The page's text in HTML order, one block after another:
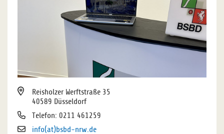
Reisholzer Werftstraße 35
40589 Düsseldorf
Telefon: 0211 461259
info(at)bsbd-nrw.de